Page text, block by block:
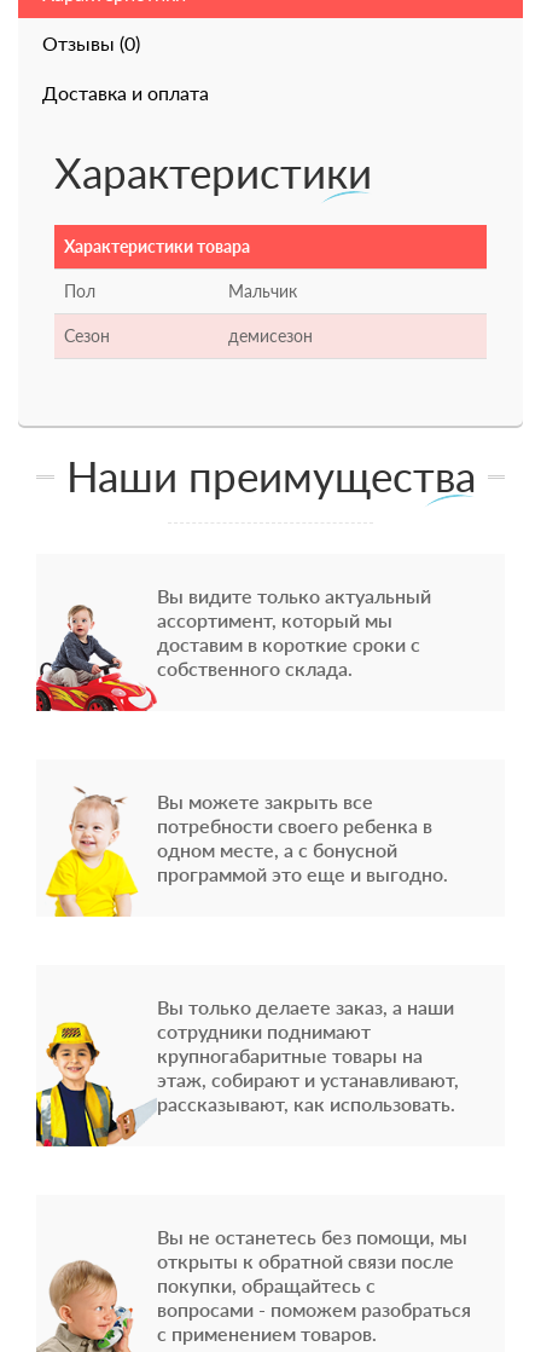
Отзывы (0)
Доставка и оплата
Характеристики
Характеристики товара
Пол Мальчик
Сезон демисезон
Наши преимущества
Вы видите только актуальный
ассортимент, который мы
доставим в короткие сроки с
собственного склада.
Вы можете закрыть все
потребности своего ребенка в
одном месте, а с бонусной
программой это еще и выгодно.
Вы только делаете заказ, а наши
сотрудники поднимают
крупногабаритные товары на
этаж, собирают и устанавливают,
рассказывают, как использовать.
Вы не останетесь без помощи, мы
открыты к обратной связи после
покупки, обращайтесь с
вопросами - поможем разобраться
с применением товаров.